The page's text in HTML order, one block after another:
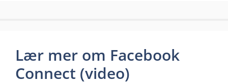
Lær mer om Facebook
Connect (video)